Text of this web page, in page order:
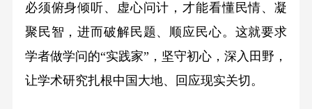
必须俯身倾听、虚心问计，才能看懂民情、凝
聚民智，进而破解民题、顺应民心。这就要求
学者做学问的“实践家”，坚守初心，深入田野，
让学术研究扎根中国大地、回应现实关切。